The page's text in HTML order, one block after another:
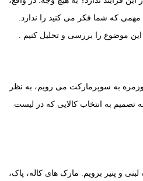
که شما فکر می کنید را ندارد.
این موضوع را بررسی و تحلیل کنیم .
به سوپرمارکت می رویم، به نظر
تصمیم به انتخاب کالایی که در لیست
و پنیر برویم. مارک های کاله، پاک،